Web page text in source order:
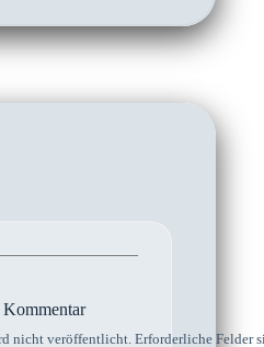
Kommentar
nicht veröffentlicht. Erforderliche Felder